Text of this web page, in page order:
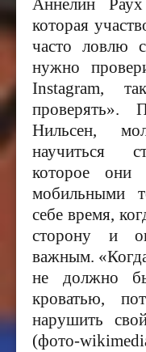
Аннелин
которая
часто ловлю
нужно
Instagram,
проверять».
Нильсен,
научиться
которое они
мобильными
себе время,
сторону и
важным.
не должно
кроватью,
нарушить
(фото-